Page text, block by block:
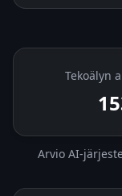
Tekoälyn
Arvio AI-